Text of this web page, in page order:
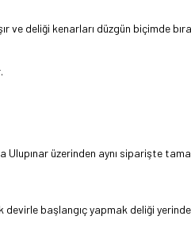
deliği kenarları düzgün biçimde
Ulupınar üzerinden aynı siparişte
devirle başlangıç yapmak deliği